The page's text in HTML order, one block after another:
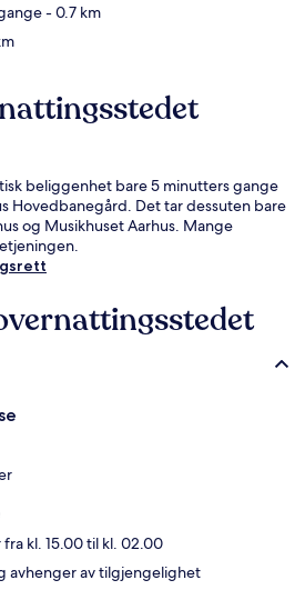
- 0.7 km
beliggenhet bare 5 minutters gange
Hovedbanegård. Det tar dessuten bare
og Musikhuset Aarhus. Mange
kl. 15.00 til kl. 02.00
avhenger av tilgjengelighet